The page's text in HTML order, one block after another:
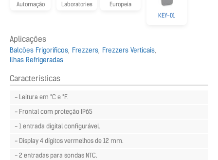
Automação
Laboratories
Europeia
KEY-01
Aplicações
Balcões Frigoríficos Frezzers Frezzers Verticais
Ilhas Refrigeradas
Características
- Leitura em °C e °F.
- Frontal com proteção IP65
- 1 entrada digital configurável.
- Display 4 dígitos vermelhos de 12 mm.
- 2 entradas para sondas NTC.